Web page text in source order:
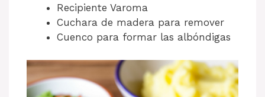
Recipiente Varoma
Cuchara de madera para remover
Cuenco para formar las albóndigas